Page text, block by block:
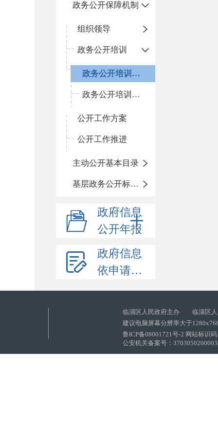
政务公开保障机制
组织领导
政务公开培训
政务公开培训计划
政务公开培训开展情况
公开工作方案
公开工作推进
主动公开基本目录
基层政务公开标准化目录
政府信息
公开年报
政府信息
依申请公开
临淄区人民政府主办 临淄区人
建议电脑屏幕分辨率大于
鲁ICP备08001721号-2 网站标识
公安机关备案号：